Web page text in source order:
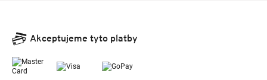
Akceptujeme tyto platby